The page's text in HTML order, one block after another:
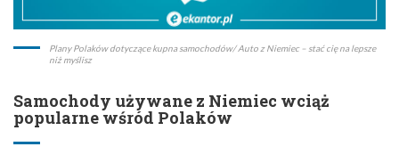
Plany Polaków dotyczące kupna samochodów/ Auto z Niemiec – stać cię na lepsze
niż myślisz
Samochody używane z Niemiec wciąż
popularne wśród Polaków